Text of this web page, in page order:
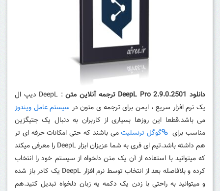
دانلود DeepL Pro 2.9.0.2501 ترجمه آنلاین متن
: DeepL دیپ ال
یک نرم افزار سریع ، ایمن برای ترجمه ی متون در سیستم عامل ویندوز
می باشد.قطعا این روزها بسیاری از کاربران به دنبال یک جتیگزین
مناسب برای
گوگل ترنسلیتمی باشند که حتی امکانات حرفه ای تر
هم داشته باشد.تیم ای فری به شما عزیزان ابزار DeepL را معرفی میکند
که میتوانید با استفاده از آن یک متن دلخواه از سیستم خود را انتخاب
کرده و بلافاصله بعد از انتخاب توسط نرم افزار DeepL یک کادر باز شده
و میتوانید به راحتی با زدن یک دکمه یه زبان دلخواه تبدیل کنید.هم